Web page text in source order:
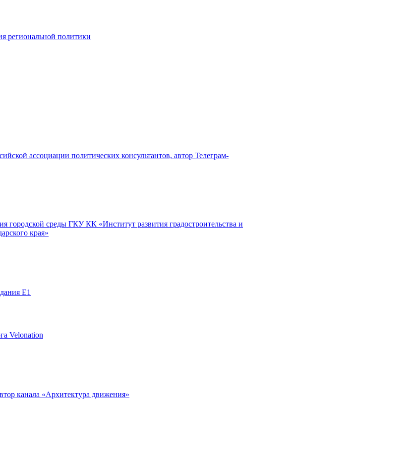
региональной политики
ассоциации политических консультантов, автор Телеграм-
городской среды ГКУ КК «Институт развития градостроительства и
края»
E1
Velonation
канала «Архитектура движения»